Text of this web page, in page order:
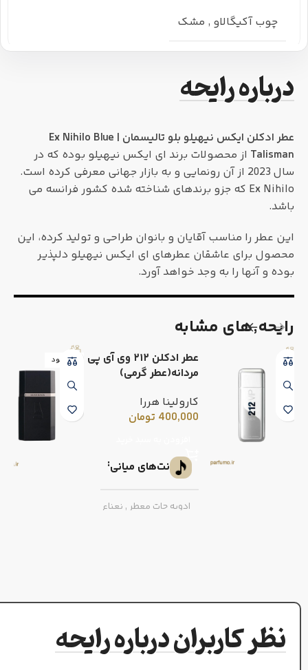
چوب آکیگالاو , مشک
درباره رایحه
عطر ادکلن ایکس نیهیلو بلو تالیسمان | Ex Nihilo Blue
Talisman از محصولات برند ای ایکس نیهیلو بوده که در
سال 2023 از آن رونمایی و به بازار جهانی معرفی کرده است.
Ex Nihilo که جزو برند‌های شناخته شده کشور فرانسه می
باشد.
این عطر را مناسب آقایان و بانوان طراحی و تولید کرده، این
محصول برای عاشقان عطرهای ای ایکس نیهیلو دلپذیر
بوده و آنها را به وجد خواهد آورد.
رایحه٬های مشابه
عطر ادکلن ۲۱۲ وی آی پی
مردانه(عطر گرمی)
کارولینا هررا
400,000 تومان
نت‌های میانی
ادویه جات معطر , نعناع
طبع گرم و تند
ناموجود
نظر کاربران درباره رایحه